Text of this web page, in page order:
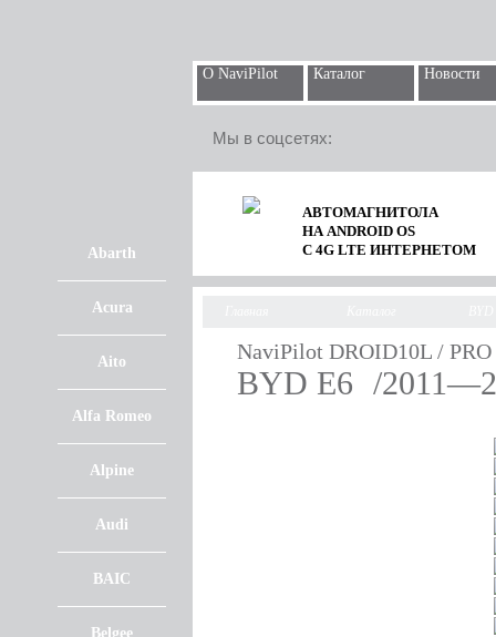
О NaviPilot Каталог Новости
Мы в соцсетях:
Abarth
Acura
Aito
Alfa Romeo
Alpine
Audi
BAIC
Belgee
АВТОМАГНИТОЛА
НА ANDROID OS
С 4G LTE ИНТЕРНЕТОМ
NaviPilot DROID10L /
BYD E6 /